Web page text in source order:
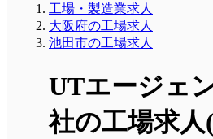
工場・製造業求人
大阪府の工場求人
池田市の工場求人
UTエージェ
社の工場求人